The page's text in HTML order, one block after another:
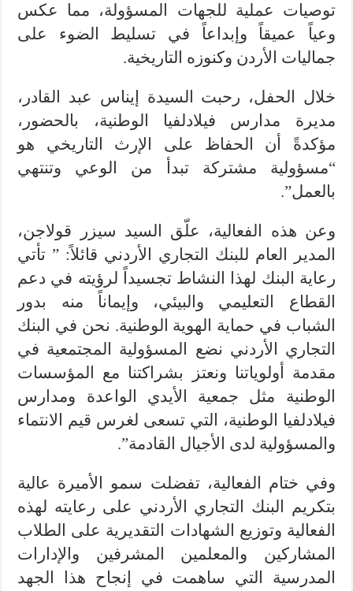
توصيات عملية للجهات المسؤولة، مما عكس
وعياً عميقاً وإبداعاً في تسليط الضوء على
جماليات الأردن وكنوزه التاريخية.
خلال الحفل، رحبت السيدة إيناس عبد القادر،
مديرة مدارس فيلادلفيا الوطنية، بالحضور،
مؤكدةً أن الحفاظ على الإرث التاريخي هو
“مسؤولية مشتركة تبدأ من الوعي وتنتهي
بالعمل”.
وعن هذه الفعالية، علّق السيد سيزر قولاجن،
المدير العام للبنك التجاري الأردني قائلاً: ” تأتي
رعاية البنك لهذا النشاط تجسيداً لرؤيته في دعم
القطاع التعليمي والبيئي، وإيماناً منه بدور
الشباب في حماية الهوية الوطنية. نحن في البنك
التجاري الأردني نضع المسؤولية المجتمعية في
مقدمة أولوياتنا ونعتز بشراكتنا مع المؤسسات
الوطنية مثل جمعية الأيدي الواعدة ومدارس
فيلادلفيا الوطنية، التي تسعى لغرس قيم الانتماء
والمسؤولية لدى الأجيال القادمة”.
وفي ختام الفعالية، تفضلت سمو الأميرة عالية
بتكريم البنك التجاري الأردني على رعايته لهذه
الفعالية وتوزيع الشهادات التقديرية على الطلاب
المشاركين والمعلمين المشرفين والإدارات
المدرسية التي ساهمت في إنجاح هذا الجهد